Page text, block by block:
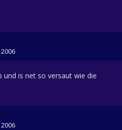
2006
und is net so versaut wie die
2006